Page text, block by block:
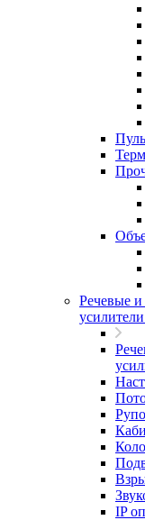
Речевые и
усилители
IP